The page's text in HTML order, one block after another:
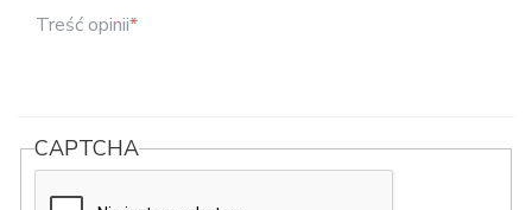
Treść opinii*
CAPTCHA